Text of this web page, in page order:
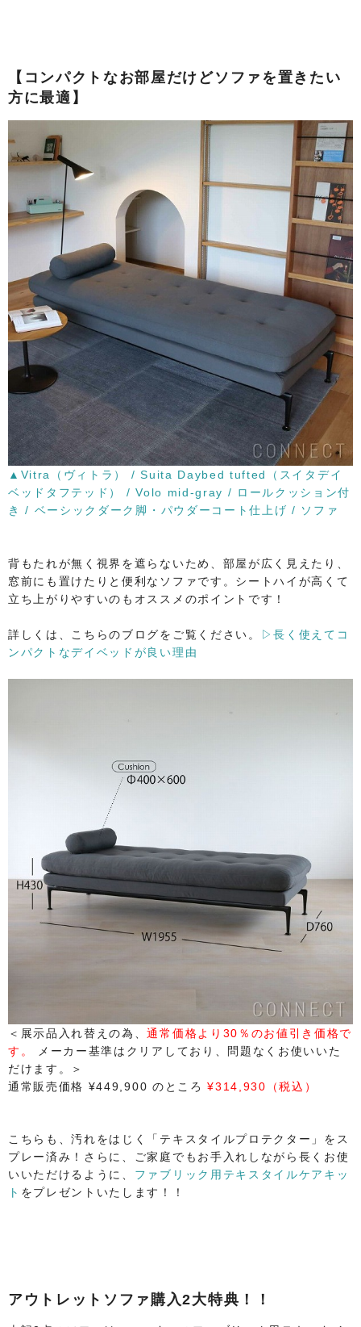
【コンパクトなお部屋だけどソファを置きたい
方に最適】
▲Vitra（ヴィトラ） / Suita Daybed tufted（スイタデイ
ベッドタフテッド） / Volo mid-gray / ロールクッション付
き / ベーシックダーク脚・パウダーコート仕上げ / ソファ
背もたれが無く視界を遮らないため、部屋が広く見えたり、
窓前にも置けたりと便利なソファです。シートハイが高くて
立ち上がりやすいのもオススメのポイントです！
詳しくは、こちらのブログをご覧ください。
▷長く使えてコ
ンパクトなデイベッドが良い理由
＜展示品入れ替えの為、通常価格より30％のお値引き価格で
す。
メーカー基準はクリアしており、問題なくお使いいた
だけます。＞
通常販売価格 ¥449,900 のところ¥314,930（税込）
こちらも、汚れをはじく「テキスタイルプロテクター」をス
プレー済み！さらに、ご家庭でもお手入れしながら長くお使
いいただけるように、 ファブリック用テキスタイルケアキッ
ト をプレゼントいたします！！
​アウトレットソファ購入2大特典！！